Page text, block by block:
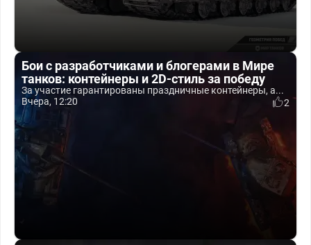
Бои с разработчиками и блогерами в Мире
танков: контейнеры и 2D-стиль за победу
За участие гарантированы праздничные контейнеры, а...
Вчера, 12:20
2